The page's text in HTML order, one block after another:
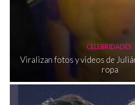
CELEBRIDADES
Viralizan fotos y videos de
ropa